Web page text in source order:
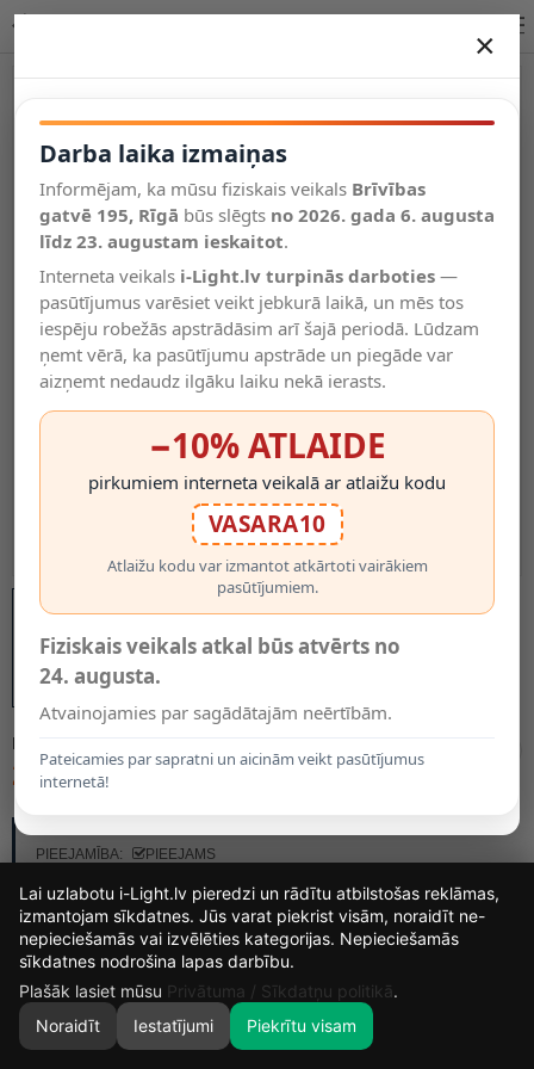
Salīdzināt
Vēlmju
saraksts
Valodas
0
MODELIS:
2.49€
PIEEJAMĪBA:
PIEEJAMS
×
Darba laika izmaiņas
Informējam, ka mūsu fiziskais veikals Brīvības
gatvē 195, Rīgā būs slēgts no 2026. gada 6. augusta
līdz 23. augustam ieskaitot.
Interneta veikals i-Light.lv turpinās darboties —
pasūtījumus varēsiet veikt jebkurā laikā, un mēs tos
iespēju robežās apstrādāsim arī šajā periodā. Lūdzam
ņemt vērā, ka pasūtījumu apstrāde un piegāde var
aizņemt nedaudz ilgāku laiku nekā ierasts.
−10% ATLAIDE
pirkumiem interneta veikalā ar atlaižu kodu
VASARA10
Atlaižu kodu var izmantot atkārtoti vairākiem
pasūtījumiem.
Fiziskais veikals atkal būs atvērts no
24. augusta.
Atvainojamies par sagādātajām neērtībām.
Pateicamies par sapratni un aicinām veikt pasūtījumus
internetā!
15
DIENAS
8
STUNDAS
35
MIN.
44
Lai uzlabotu i-Light.lv pieredzi un rādītu atbilstošas reklāmas,
izmantojam sīkdatnes. Jūs varat piekrist visām, noraidīt ne-
nepieciešamās vai izvēlēties kategorijas. Nepieciešamās
sīkdatnes nodrošina lapas darbību.
Plašāk lasiet mūsu Privātuma / Sīkdatņu politikā.
Noraidīt
Iestatījumi Piekrītu visam